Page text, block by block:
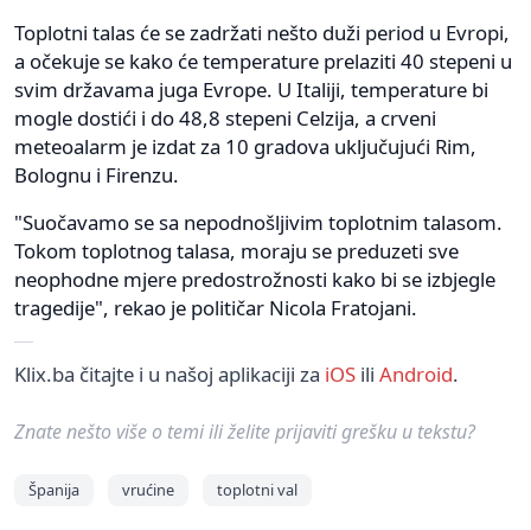
Toplotni talas će se zadržati nešto duži period u Evropi,
a očekuje se kako će temperature prelaziti 40 stepeni u
svim državama juga Evrope. U Italiji, temperature bi
mogle dostići i do 48,8 stepeni Celzija, a crveni
meteoalarm je izdat za 10 gradova uključujući Rim,
Bolognu i Firenzu.
"Suočavamo se sa nepodnošljivim toplotnim talasom.
Tokom toplotnog talasa, moraju se preduzeti sve
neophodne mjere predostrožnosti kako bi se izbjegle
tragedije", rekao je političar Nicola Fratojani.
Klix.ba čitajte i u našoj aplikaciji za iOS ili Android.
Znate nešto više o temi ili želite prijaviti grešku u tekstu?
Španija vrućine toplotni val